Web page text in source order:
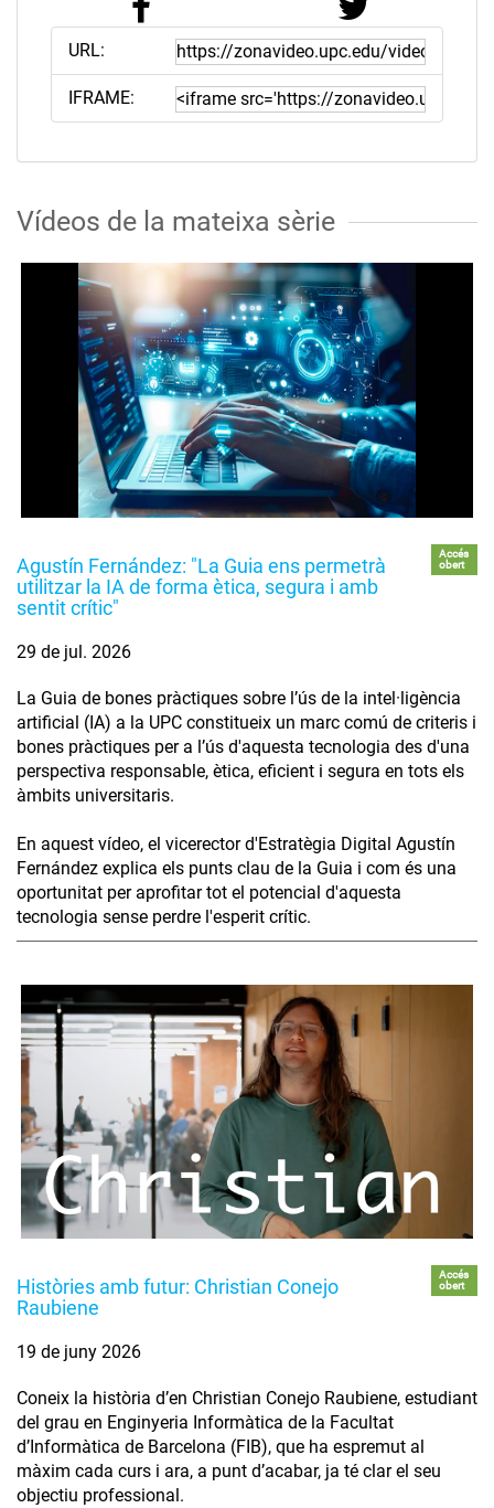
URL:
IFRAME:
Vídeos de la mateixa sèrie
Agustín Fernández: "La Guia ens permetrà
utilitzar la IA de forma ètica, segura i amb
sentit crític"
Accés
obert
29 de jul. 2026
La Guia de bones pràctiques sobre l’ús de la intel·ligència
artificial (IA) a la UPC constitueix un marc comú de criteris i
bones pràctiques per a l’ús d'aquesta tecnologia des d'una
perspectiva responsable, ètica, eficient i segura en tots els
àmbits universitaris.
En aquest vídeo, el vicerector d'Estratègia Digital Agustín
Fernández explica els punts clau de la Guia i com és una
oportunitat per aprofitar tot el potencial d'aquesta
tecnologia sense perdre l'esperit crític.
Històries amb futur: Christian Conejo
Raubiene
Accés
obert
19 de juny 2026
Coneix la història d’en Christian Conejo Raubiene, estudiant
del grau en Enginyeria Informàtica de la Facultat
d’Informàtica de Barcelona (FIB), que ha espremut al
màxim cada curs i ara, a punt d’acabar, ja té clar el seu
objectiu professional.